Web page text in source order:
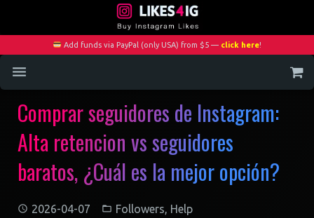
Add funds via PayPal (only USA) from $5 — click here!
Home
Services
Blog
Comprar seguidores de Instagram:
Alta retencion vs seguidores
baratos, ¿Cuál es la mejor opción?
2026-04-07 Followers, Help